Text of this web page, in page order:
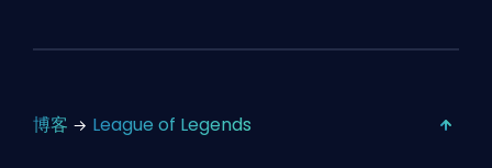
博客 League of Legends